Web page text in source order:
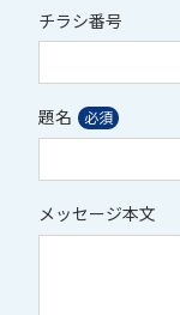
チラシ番号
題名
メッセージ本文